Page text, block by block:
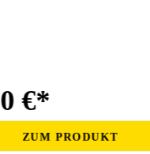
€*
ZUM PRODUKT